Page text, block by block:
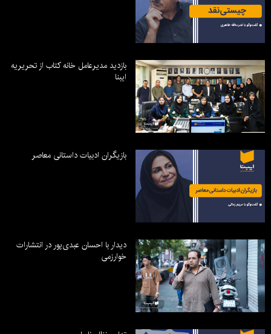
بازدید مدیرعامل خانه کتاب از تحریریه
ایبنا
بازیگران ادبیات داستانی معاصر
دیدار با احسان عبدی‌پور در انتشارات
خوارزمی